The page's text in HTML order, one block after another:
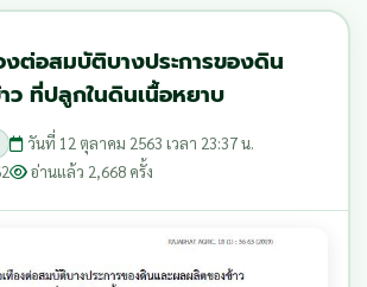
ต่อสมบัติบางประการของดิน
ที่ปลูกในดินเนื้อหยาบ
วันที่ 12 ตุลาคม 2563 เวลา 23:37 น.
อ่านแล้ว 2,668 ครั้ง